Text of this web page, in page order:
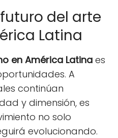
del arte
Latina
en América Latina es
A
continúan
y dimensión, es
no solo
evolucionando.